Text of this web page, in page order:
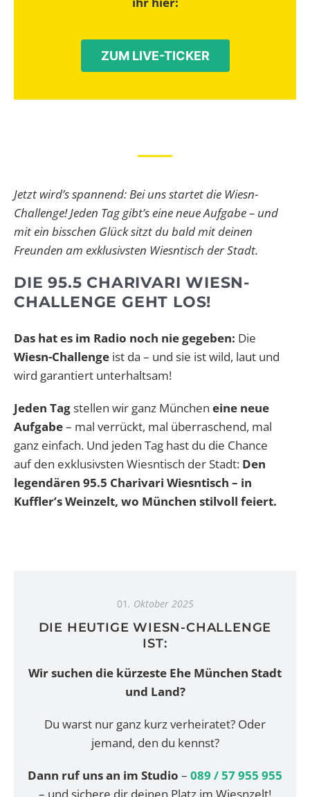
ZUM LIVE-TICKER
Jetzt wird’s spannend: Bei uns startet die Wiesn-
Challenge! Jeden Tag gibt’s eine neue Aufgabe – und
mit ein bisschen Glück sitzt du bald mit deinen
Freunden am exklusivsten Wiesntisch der Stadt.
DIE 95.5 CHARIVARI WIESN-
CHALLENGE GEHT LOS!
Das hat es im Radio noch nie gegeben: Die
Wiesn-Challenge ist da – und sie ist wild, laut und
wird garantiert unterhaltsam!
Jeden Tagstellen wir ganz München eine neue
Aufgabe– mal verrückt, mal überraschend, mal
ganz einfach. Und jeden Tag hast du die Chance
auf den exklusivsten Wiesntisch der Stadt: Den
legendären 95.5 Charivari Wiesntisch – in
Kuffler’s Weinzelt, wo München stilvoll feiert.
01. Oktober 2025
DIE HEUTIGE WIESN-CHALLENGE
IST:
Wir suchen die kürzeste Ehe München Stadt
und Land?
Du warst nur ganz kurz verheiratet? Oder
jemand, den du kennst?
Dann ruf uns an im Studio – 089 / 57 955 955